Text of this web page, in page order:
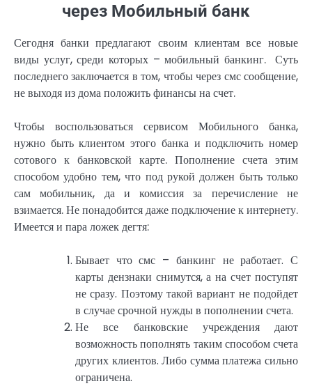
через Мобильный банк
Сегодня банки предлагают своим клиентам все новые
виды услуг, среди которых – мобильный банкинг. Суть
последнего заключается в том, чтобы через смс сообщение,
не выходя из дома положить финансы на счет.
Чтобы воспользоваться сервисом Мобильного банка,
нужно быть клиентом этого банка и подключить номер
сотового к банковской карте. Пополнение счета этим
способом удобно тем, что под рукой должен быть только
сам мобильник, да и комиссия за перечисление не
взимается. Не понадобится даже подключение к интернету.
Имеется и пара ложек дегтя:
Бывает что смс – банкинг не работает. С
карты дензнаки снимутся, а на счет поступят
не сразу. Поэтому такой вариант не подойдет
в случае срочной нужды в пополнении счета.
Не все банковские учреждения дают
возможность пополнять таким способом счета
других клиентов. Либо сумма платежа сильно
ограничена.